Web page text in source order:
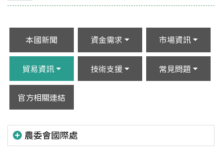
本國新聞 資金需求 市場資訊
貿易資訊 技術支援 常見問題
官方相關連結
農委會國際處